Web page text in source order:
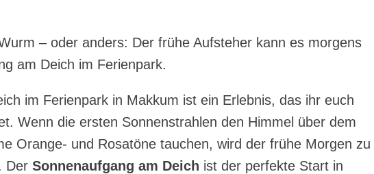
– oder anders: Der frühe Aufsteher kann es morgens
am Deich im Ferienpark.
im Ferienpark in Makkum ist ein Erlebnis, das ihr euch
Wenn die ersten Sonnenstrahlen den Himmel über dem
Orange- und Rosatöne tauchen, wird der frühe Morgen zu
Der Sonnenaufgang am Deich ist der perfekte Start in